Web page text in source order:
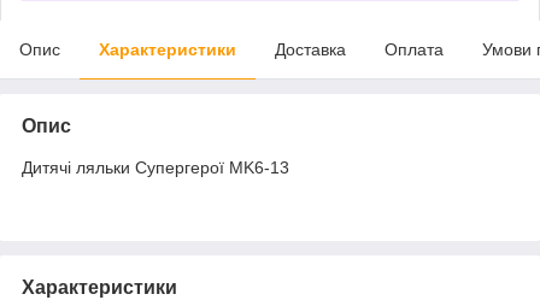
Опис Характеристики Доставка Оплата Умови
Опис
Дитячі ляльки Супергерої MK6-13
Характеристики